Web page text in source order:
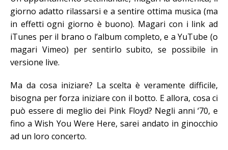
giorno adatto rilassarsi e a sentire ottima musica (ma
in effetti ogni giorno è buono). Magari con i link ad
iTunes per il brano o l’album completo, e a YuTube (o
magari Vimeo) per sentirlo subito, se possibile in
versione live.
Ma da cosa iniziare? La scelta è veramente difficile,
bisogna per forza iniziare con il botto. E allora, cosa ci
può essere di meglio dei Pink Floyd? Negli anni ‘70, e
fino a Wish You Were Here, sarei andato in ginocchio
ad un loro concerto.